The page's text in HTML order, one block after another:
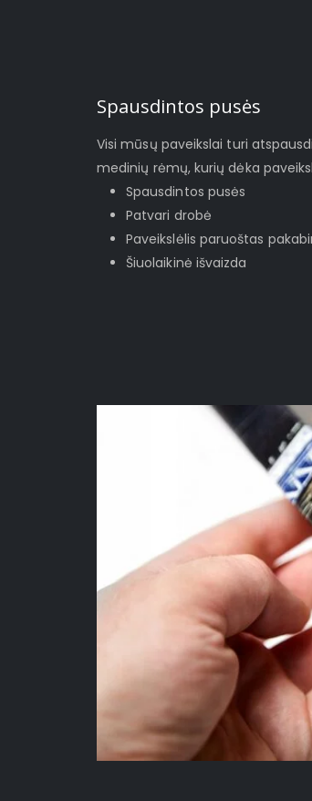
Spausdintos pusės
Visi mūsų paveikslai turi
medinių rėmų, kurių dėka
Spausdintos pusės
Patvari drobė
Paveikslėlis paruoštas
Šiuolaikinė išvaizda